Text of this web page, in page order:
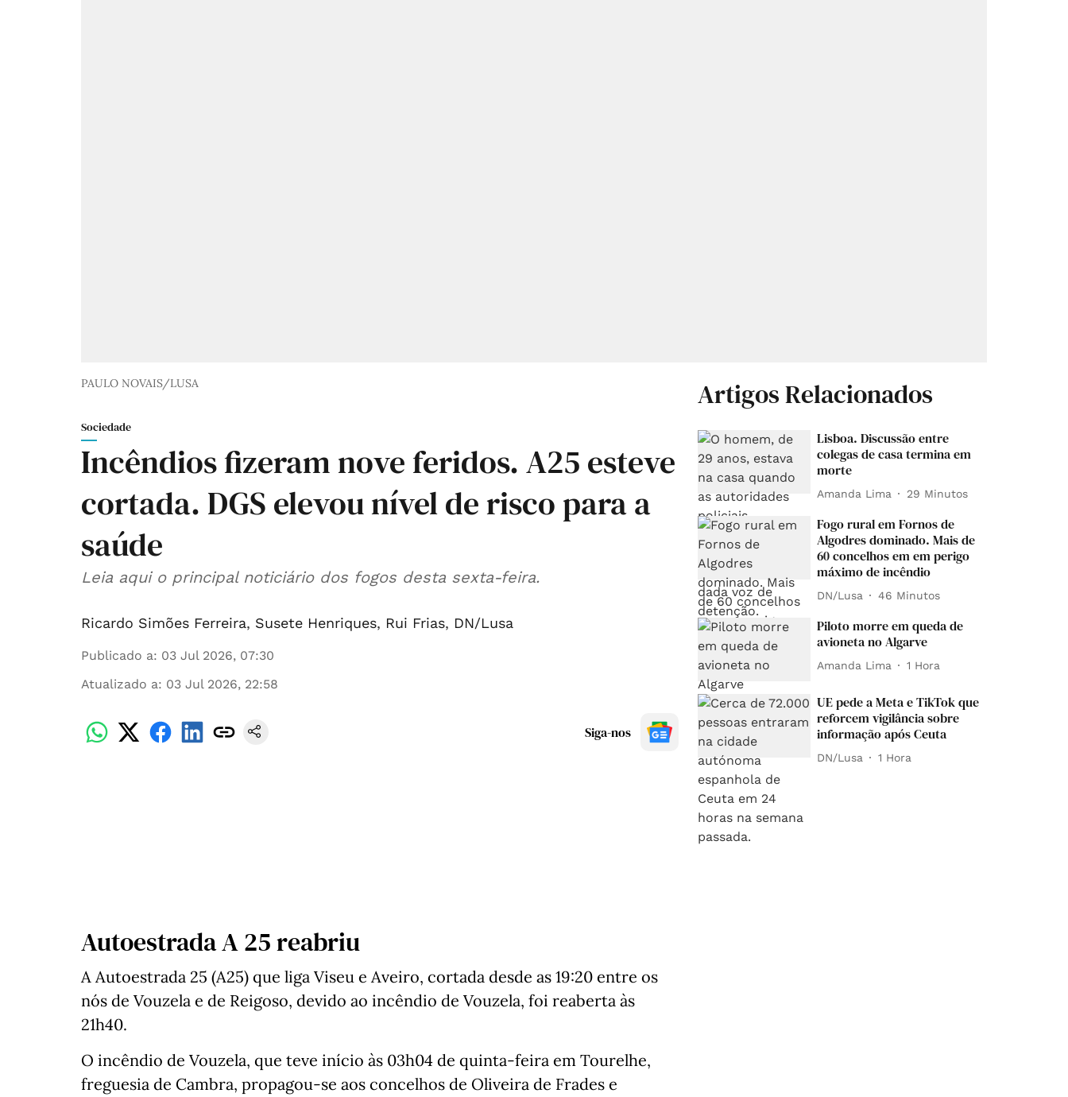
PAULO NOVAIS/LUSA
Sociedade
Incêndios fizeram nove feridos. A25 esteve
cortada. DGS elevou nível de risco para a
saúde
Leia aqui o principal noticiário dos fogos desta sexta-feira.
Ricardo Simões Ferreira, Susete Henriques, Rui Frias, DN/Lusa
Publicado a: 03 Jul 2026, 07:30
Atualizado a: 03 Jul 2026, 22:58
Siga-nos
Autoestrada A 25 reabriu
A Autoestrada 25 (A25) que liga Viseu e Aveiro, cortada desde as 19:20 entre os
nós de Vouzela e de Reigoso, devido ao incêndio de Vouzela, foi reaberta às
21h40.
O incêndio de Vouzela, que teve início às 03h04 de quinta-feira em Tourelhe,
freguesia de Cambra, propagou-se aos concelhos de Oliveira de Frades e
Artigos Relacionados
Lisboa. Discussão entre
colegas de casa termina em
morte
Amanda Lima 29 Minutos
Fogo rural em Fornos de
Algodres dominado. Mais de
60 concelhos em em perigo
máximo de incêndio
DN/Lusa 46 Minutos
Piloto morre em queda de
avioneta no Algarve
Amanda Lima 1 Hora
UE pede a Meta e TikTok que
reforcem vigilância sobre
informação após Ceuta
DN/Lusa 1 Hora